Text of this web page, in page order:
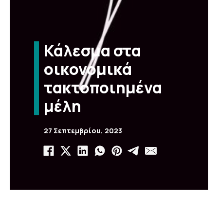
Κάλεσμα στα
οικονομικά
τακτοποιημένα
μέλη
27 Σεπτεμβρίου, 2023